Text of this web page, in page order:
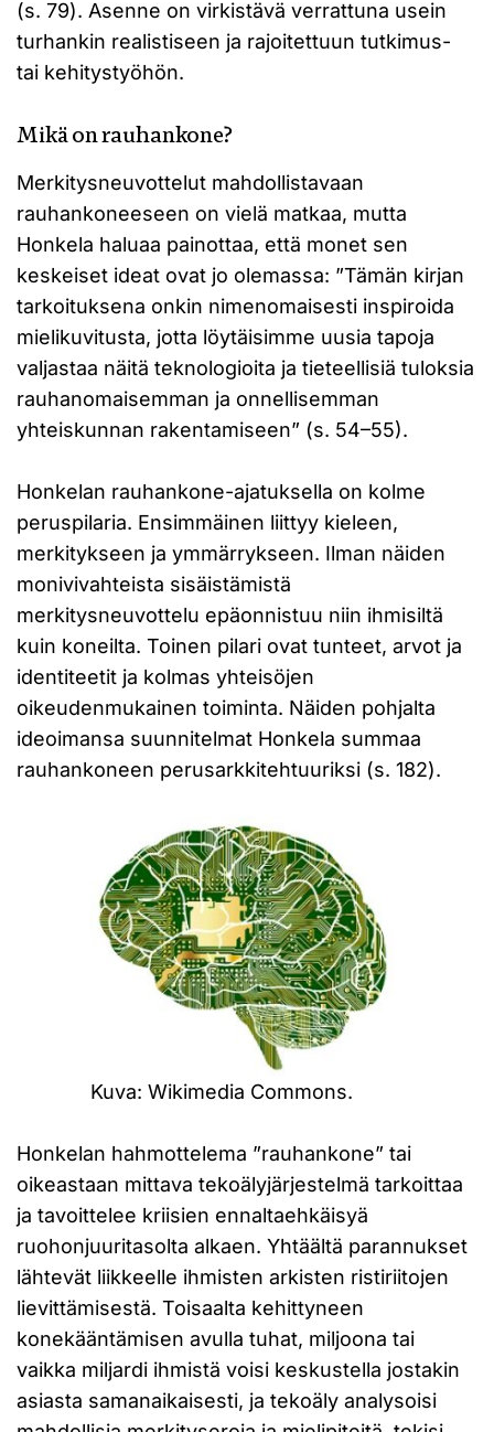
(s. 79). Asenne on virkistävä verrattuna usein
turhankin realistiseen ja rajoitettuun tutkimus-
tai kehitystyöhön.
Mikä on rauhankone?
Merkitysneuvottelut mahdollistavaan
rauhankoneeseen on vielä matkaa, mutta
Honkela haluaa painottaa, että monet sen
keskeiset ideat ovat jo olemassa: ”Tämän kirjan
tarkoituksena onkin nimenomaisesti inspiroida
mielikuvitusta, jotta löytäisimme uusia tapoja
valjastaa näitä teknologioita ja tieteellisiä tuloksia
rauhanomaisemman ja onnellisemman
yhteiskunnan rakentamiseen” (s. 54–55).
Honkelan rauhankone-ajatuksella on kolme
peruspilaria. Ensimmäinen liittyy kieleen,
merkitykseen ja ymmärrykseen. Ilman näiden
monivivahteista sisäistämistä
merkitysneuvottelu epäonnistuu niin ihmisiltä
kuin koneilta. Toinen pilari ovat tunteet, arvot ja
identiteetit ja kolmas yhteisöjen
oikeudenmukainen toiminta. Näiden pohjalta
ideoimansa suunnitelmat Honkela summaa
rauhankoneen perusarkkitehtuuriksi (s. 182).
Kuva: Wikimedia Commons.
Honkelan hahmottelema ”rauhankone” tai
oikeastaan mittava tekoälyjärjestelmä tarkoittaa
ja tavoittelee kriisien ennaltaehkäisyä
ruohonjuuritasolta alkaen. Yhtäältä parannukset
lähtevät liikkeelle ihmisten arkisten ristiriitojen
lievittämisestä. Toisaalta kehittyneen
konekääntämisen avulla tuhat, miljoona tai
vaikka miljardi ihmistä voisi keskustella jostakin
asiasta samanaikaisesti, ja tekoäly analysoisi